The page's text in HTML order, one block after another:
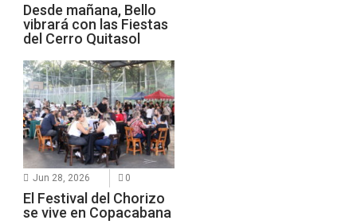
Desde mañana, Bello
vibrará con las Fiestas
del Cerro Quitasol
Jun 28, 2026 0
El Festival del Chorizo
se vive en Copacabana